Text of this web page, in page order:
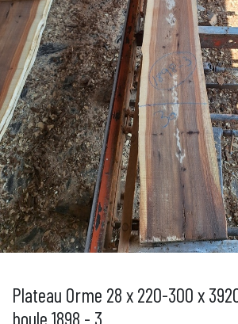
Plateau Orme 28 x 220-300 x
boule 1898 - 3